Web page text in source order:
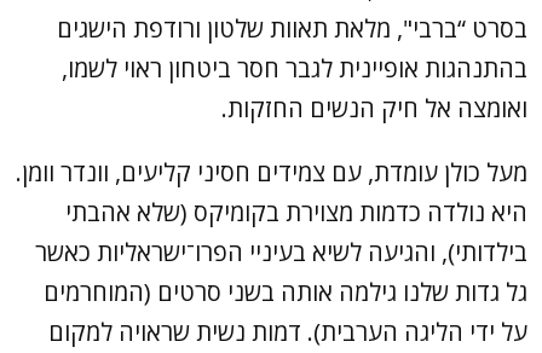
בסרט “ברבי", מלאת תאוות שלטון ורודפת הישגים
בהתנהגות אופיינית לגבר חסר ביטחון ראוי לשמו,
ואומצה אל חיק הנשים החזקות.
מעל כולן עומדת, עם צמידים חסיני קליעים, וונדר וומן.
היא נולדה כדמות מצוירת בקומיקס (שלא אהבתי
בילדותי), והגיעה לשיא בעיניי הפרו־ישראליות כאשר
גל גדות שלנו גילמה אותה בשני סרטים (המוחרמים
על ידי הליגה הערבית). דמות נשית שראויה למקום